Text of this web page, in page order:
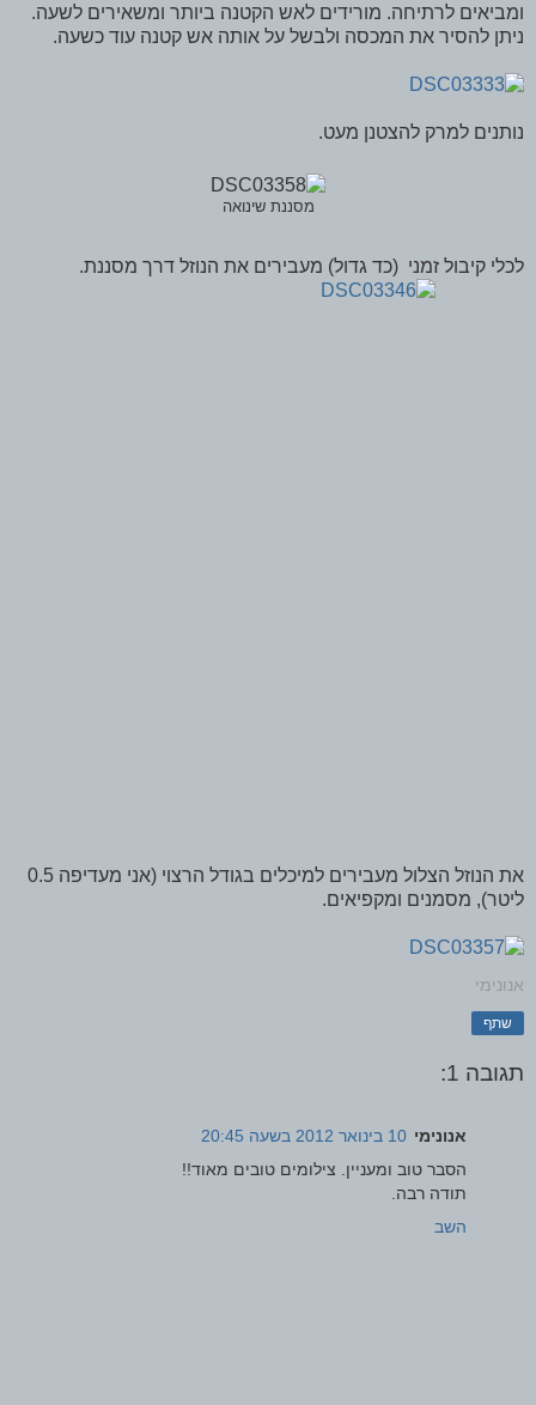
ומביאים לרתיחה. מורידים לאש הקטנה ביותר ומשאירים לשעה.
ניתן להסיר את המכסה ולבשל על אותה אש קטנה עוד כשעה.
נותנים למרק להצטנן מעט.
מסננת שינואה
לכלי קיבול זמני (כד גדול) מעבירים את הנוזל דרך מסננת.
את הנוזל הצלול מעבירים למיכלים בגודל הרצוי (אני מעדיפה 0.5
ליטר), מסמנים ומקפיאים.
אנונימי
שתף
תגובה 1:
אנונימי 10 בינואר 2012 בשעה 20:45
הסבר טוב ומעניין. צילומים טובים מאוד!!
תודה רבה.
השב